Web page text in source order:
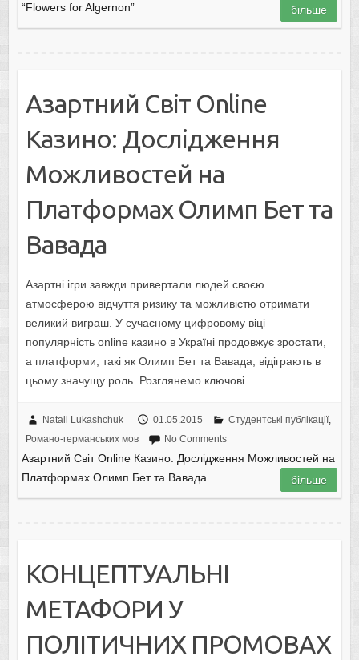
“Flowers for Algernon”
більше
Азартний Світ Online
Казино: Дослідження
Можливостей на
Платформах Олимп Бет та
Вавада
Азартні ігри завжди привертали людей своєю
атмосферою відчуття ризику та можливістю отримати
великий виграш. У сучасному цифровому віці
популярність online казино в Україні продовжує зростати,
а платформи, такі як Олимп Бет та Вавада, відіграють в
цьому значущу роль. Розглянемо ключові…
Natali Lukashchuk 01.05.2015 Студентські публікації,
Романо-германських мов
No Comments
Азартний Світ Online Казино: Дослідження Можливостей на
Платформах Олимп Бет та Вавада
більше
КОНЦЕПТУАЛЬНІ
МЕТАФОРИ У
ПОЛІТИЧНИХ ПРОМОВАХ